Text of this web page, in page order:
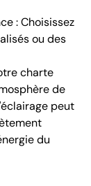
: Choisissez
ou des
charte
de
peut
du